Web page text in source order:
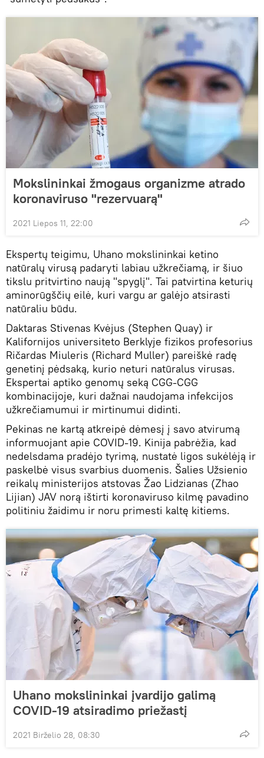
Mokslininkai žmogaus organizme atrado
koronaviruso "rezervuarą"
2021 Liepos 11, 22:00
Ekspertų teigimu, Uhano mokslininkai ketino
natūralų virusą padaryti labiau užkrečiamą, ir šiuo
tikslu pritvirtino naują "spyglį". Tai patvirtina keturių
aminorūgščių eilė, kuri vargu ar galėjo atsirasti
natūraliu būdu.
Daktaras Stivenas Kvėjus (Stephen Quay) ir
Kalifornijos universiteto Berklyje fizikos profesorius
Ričardas Miuleris (Richard Muller) pareiškė radę
genetinį pėdsaką, kurio neturi natūralus virusas.
Ekspertai aptiko genomų seką CGG-CGG
kombinacijoje, kuri dažnai naudojama infekcijos
užkrečiamumui ir mirtinumui didinti.
Pekinas ne kartą atkreipė dėmesį į savo atvirumą
informuojant apie COVID-19. Kinija pabrėžia, kad
nedelsdama pradėjo tyrimą, nustatė ligos sukėlėją ir
paskelbė visus svarbius duomenis. Šalies Užsienio
reikalų ministerijos atstovas Žao Lidzianas (Zhao
Lijian) JAV norą ištirti koronaviruso kilmę pavadino
politiniu žaidimu ir noru primesti kaltę kitiems.
Uhano mokslininkai įvardijo galimą
COVID-19 atsiradimo priežastį
2021 Birželio 28, 08:30